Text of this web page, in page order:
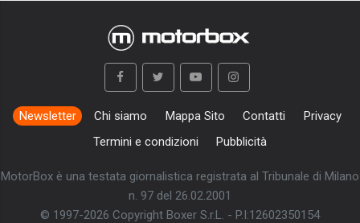
Newsletter Chi siamo Mappa Sito Contatti
Privacy
Termini e condizioni
Pubblicità
MotorBox è una testata giornalistica registrata al Tribunale di Milano
n. 97 del 26.02.2001
© 1997-2026 Copyright Boxer S.r.L. - P.I:12602350154